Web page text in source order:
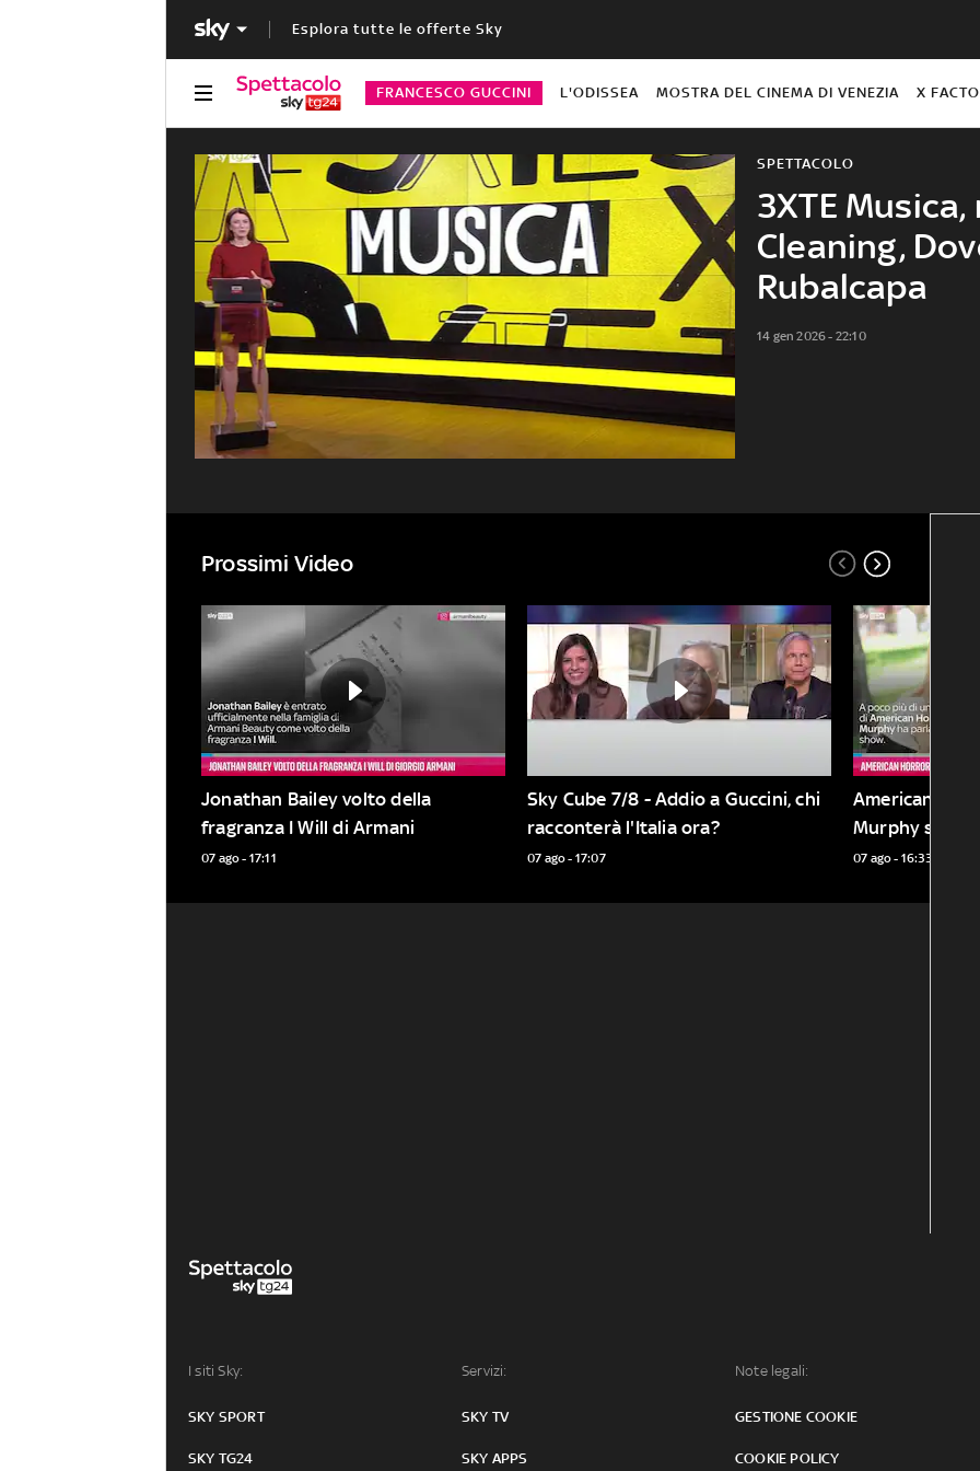
Esplora tutte le offerte Sky
FRANCESCO GUCCINI L'ODISSEA MOSTRA DEL CINEMA DI VENEZIA X
3XTE
Cleaning,
Rubalcapa
SPETTACOLO
14 gen 2026 - 22:10
Prossimi Video
Jonathan Bailey volto della
fragranza I Will di Armani
07 ago - 17:11
Sky Cube 7/8 - Addio a Guccini, chi
racconterà l'Italia ora?
07 ago - 17:07
American
Murphy sul
07 ago - 16:33
I siti Sky:
SKY SPORT
SKY TG24
Servizi:
SKY TV
SKY APPS
Note legali:
GESTIONE COOKIE
COOKIE POLICY